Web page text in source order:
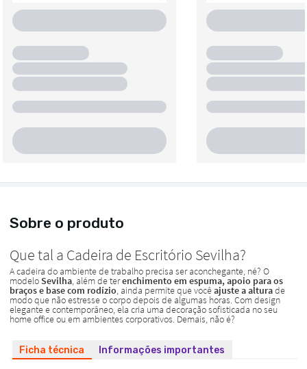
Sobre o produto
Ficha técnica Informações importantes